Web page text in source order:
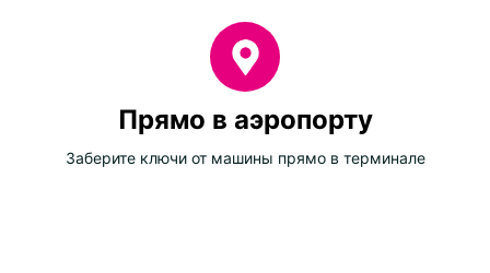
Прямо в аэропорту
Заберите ключи от машины прямо в терминале